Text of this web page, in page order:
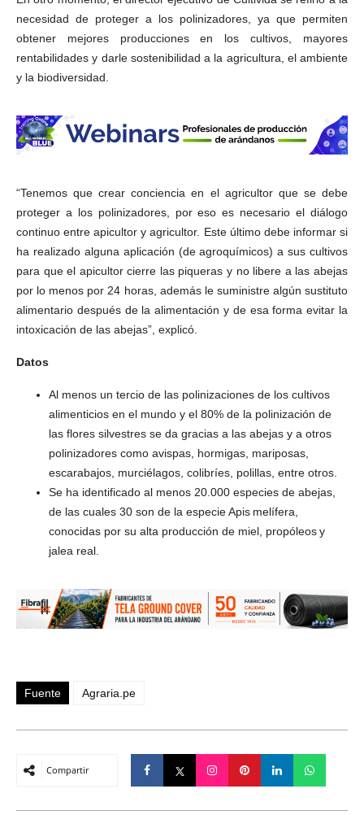
necesidad de proteger a los polinizadores, ya que permiten
obtener mejores producciones en los cultivos, mayores
rentabilidades y darle sostenibilidad a la agricultura, el ambiente
y la biodiversidad.
“Tenemos que crear conciencia en el agricultor que se debe
proteger a los polinizadores, por eso es necesario el diálogo
continuo entre apicultor y agricultor. Este último debe informar si
ha realizado alguna aplicación (de agroquímicos) a sus cultivos
para que el apicultor cierre las piqueras y no libere a las abejas
por lo menos por 24 horas, además le suministre algún sustituto
alimentario después de la alimentación y de esa forma evitar la
intoxicación de las abejas”, explicó.
Datos
Al menos un tercio de las polinizaciones de los cultivos
alimenticios en el mundo y el 80% de la polinización de
las flores silvestres se da gracias a las abejas y a otros
polinizadores como avispas, hormigas, mariposas,
escarabajos, murciélagos, colibríes, polillas, entre otros.
Se ha identificado al menos 20.000 especies de abejas,
de las cuales 30 son de la especie Apis melífera,
conocidas por su alta producción de miel, propóleos y
jalea real.
Fuente Agraria.pe
Compartir